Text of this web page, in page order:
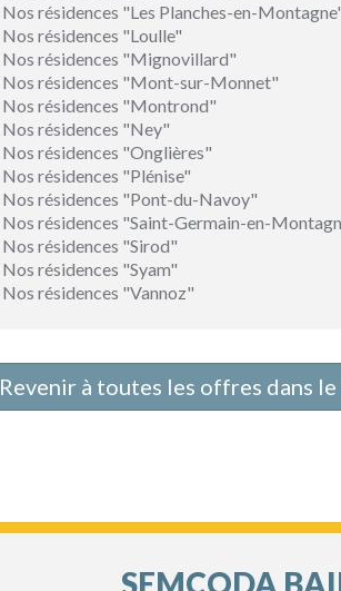
Nos résidences "Les Planches-en-
Nos résidences "Loulle"
Nos résidences "Mignovillard"
Nos résidences "Mont-sur-Monnet"
Nos résidences "Montrond"
Nos résidences "Ney"
Nos résidences "Onglières"
Nos résidences "Plénise"
Nos résidences "Pont-du-Navoy"
Nos résidences "Saint-Germain-en-
Nos résidences "Sirod"
Nos résidences "Syam"
Nos résidences "Vannoz"
Revenir à toutes les offres dans
SEMCODA